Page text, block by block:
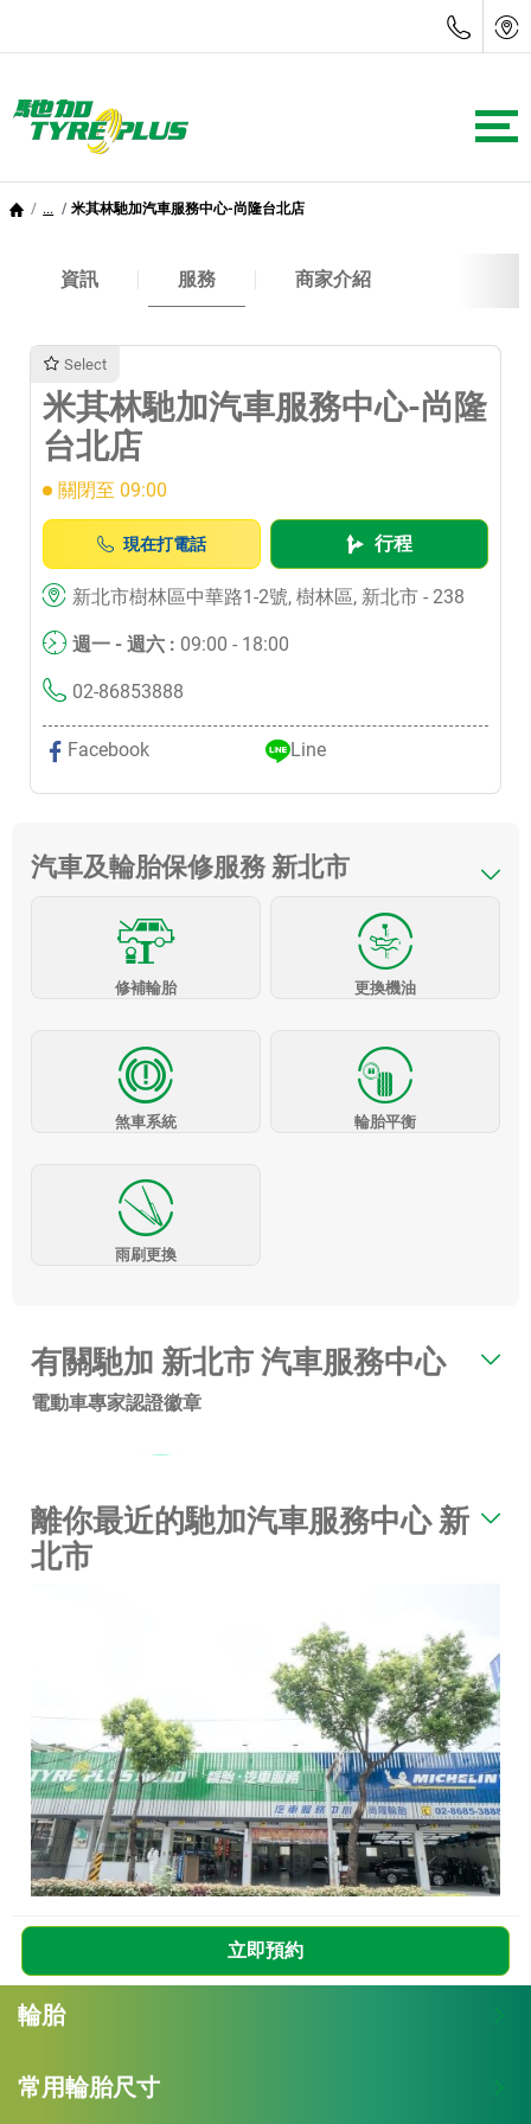
... 米其林馳加汽車服務中心-尚隆台北店
資訊 服務 商家介紹
Select
米其林馳加汽車服務中心-尚隆
台北店
關閉至 09:00
現在打電話 行程
新北市樹林區中華路1-2號, 樹林區, 新北市 - 238
週一 - 週六 : 09:00 - 18:00
02-86853888
Facebook Line
汽車及輪胎保修服務 新北市
修補輪胎 更換機油
煞車系統 輪胎平衡
雨刷更換
有關馳加 新北市 汽車服務中心
電動車專家認證徽章
離你最近的馳加汽車服務中心 新
北市
立即預約
輪胎
常用輪胎尺寸